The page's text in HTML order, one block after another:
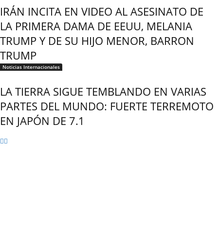
IRÁN INCITA EN VIDEO AL ASESINATO DE
LA PRIMERA DAMA DE EEUU, MELANIA
TRUMP Y DE SU HIJO MENOR, BARRON
TRUMP
Noticias Internacionales
LA TIERRA SIGUE TEMBLANDO EN VARIAS
PARTES DEL MUNDO: FUERTE TERREMOTO
EN JAPÓN DE 7.1